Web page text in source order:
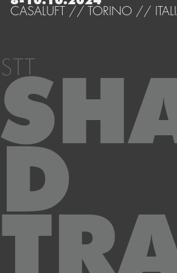
CASALUFT // TORINO //
STT
D